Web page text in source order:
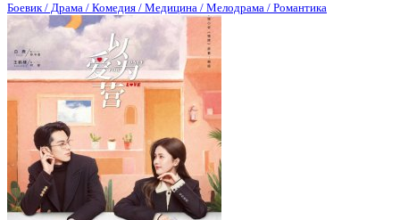
Боевик / Драма / Комедия / Медицина / Мелодрама / Романтика